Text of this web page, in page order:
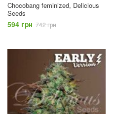
Chocobang feminized, Delicious
Seeds
594 грн 742 грн